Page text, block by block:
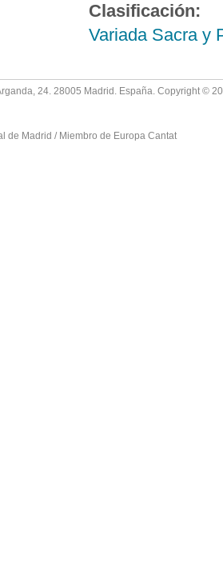
Clasificación:
Variada Sacra y
24. 28005 Madrid. España. Copyright ©
de Madrid / Miembro de Europa Cantat